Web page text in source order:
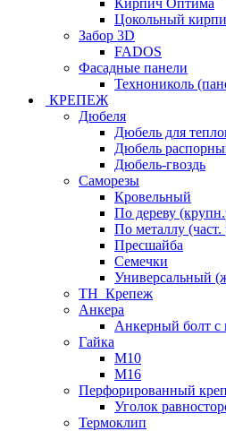
Кирпич Оптима
Цокольный
Забор 3D
FADOS
Фасадные панели
Технониколь
КРЕПЕЖ
Дюбеля
Дюбель для
Дюбель
Дюбель-гвоздь
Саморезы
Кровельный
По дереву
По металлу (част.
Пресшайба
Семечки
Универсальный
ТН_Крепеж
Анкера
Анкерный болт с
Гайка
М10
М16
Перфорированный
Уголок
Термоклип